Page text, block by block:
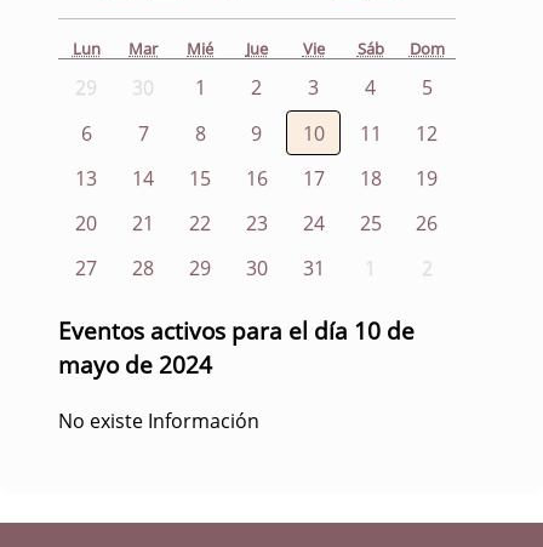
Lun Mar Mié Jue Vie Sáb Dom
29 30 1 2 3 4
5
6
7 8 9 10 11
12
13
14 15 16 17 18
19
20
21 22 23 24 25
26
27
28 29 30 31 1 2
Eventos activos para el día 10 de
mayo de 2024
No existe Información